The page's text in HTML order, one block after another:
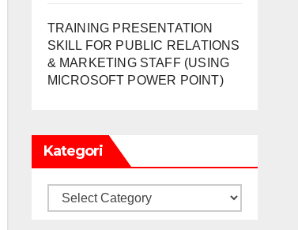
TRAINING PRESENTATION
SKILL FOR PUBLIC RELATIONS
& MARKETING STAFF (USING
MICROSOFT POWER POINT)
Kategori
Kategori